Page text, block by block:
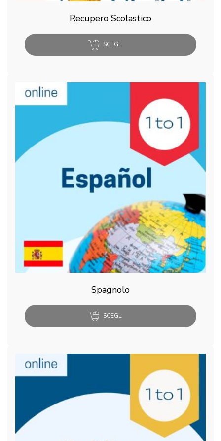
Recupero Scolastico
SCEGLI
Spagnolo
SCEGLI